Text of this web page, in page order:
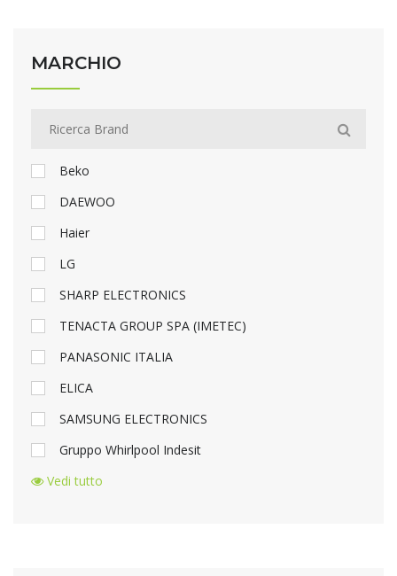
MARCHIO
Beko
DAEWOO
Haier
LG
SHARP ELECTRONICS
TENACTA GROUP SPA (IMETEC)
PANASONIC ITALIA
ELICA
SAMSUNG ELECTRONICS
Gruppo Whirlpool Indesit
Vedi tutto